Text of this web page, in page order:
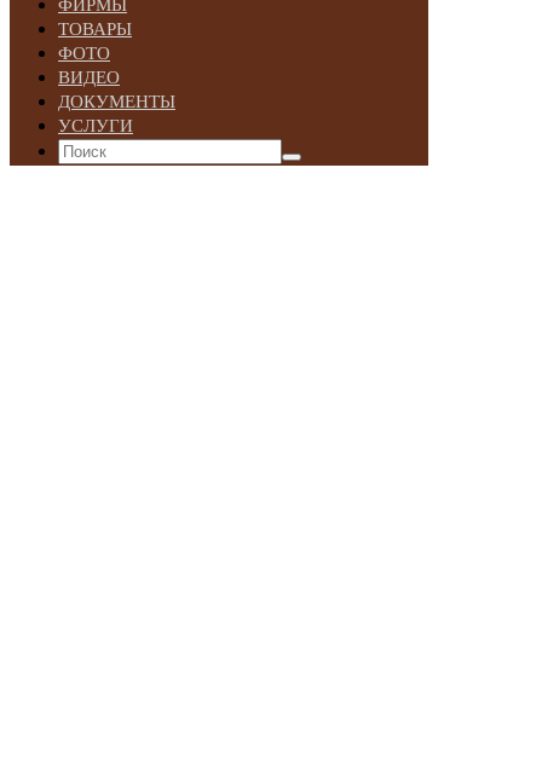
ФИРМЫ
ТОВАРЫ
ФОТО
ВИДЕО
ДОКУМЕНТЫ
УСЛУГИ